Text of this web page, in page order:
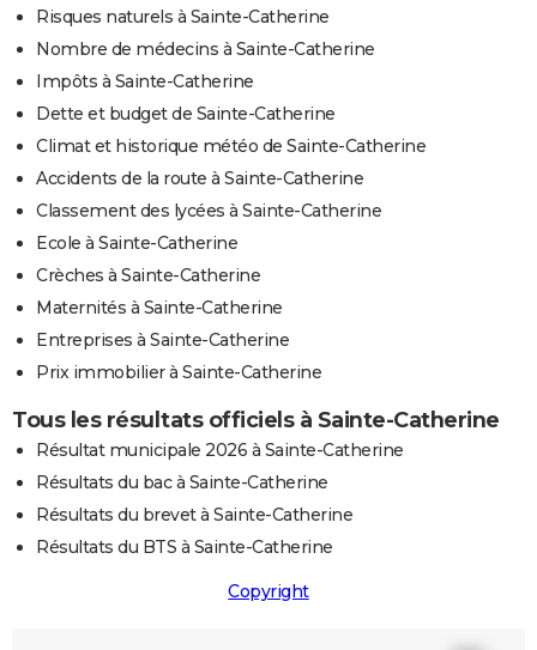
Risques naturels à Sainte-Catherine
Nombre de médecins à Sainte-Catherine
Impôts à Sainte-Catherine
Dette et budget de Sainte-Catherine
Climat et historique météo de Sainte-Catherine
Accidents de la route à Sainte-Catherine
Classement des lycées à Sainte-Catherine
Ecole à Sainte-Catherine
Crèches à Sainte-Catherine
Maternités à Sainte-Catherine
Entreprises à Sainte-Catherine
Prix immobilier à Sainte-Catherine
Tous les résultats officiels à Sainte-Catherine
Résultat municipale 2026 à Sainte-Catherine
Résultats du bac à Sainte-Catherine
Résultats du brevet à Sainte-Catherine
Résultats du BTS à Sainte-Catherine
Copyright